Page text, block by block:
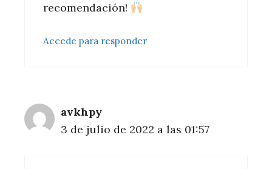
recomendación!
Accede para responder
avkhpy
3 de julio de 2022 a las 01:57